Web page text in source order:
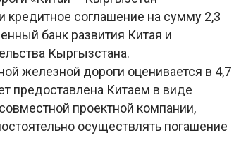
кредитное соглашение на сумму 2,3
банк развития Китая и
Кыргызстана.
железной дороги оценивается в 4,7
предоставлена Китаем в виде
проектной компании,
осуществлять погашение